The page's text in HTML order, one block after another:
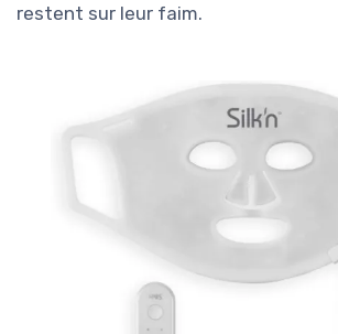
restent sur leur faim.